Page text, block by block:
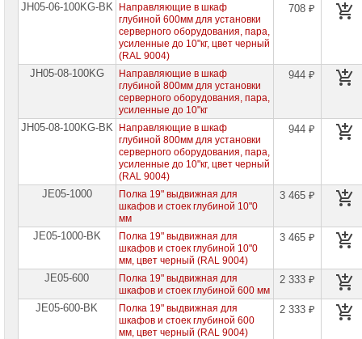
JH05-06-100KG-BK
Направляющие в шкаф
глубиной 600мм для установки
серверного оборудования, пара,
усиленные до 10"кг, цвет черный
(RAL 9004)
708 ₽
JH05-08-100KG
Направляющие в шкаф
глубиной 800мм для установки
серверного оборудования, пара,
усиленные до 10"кг
944 ₽
JH05-08-100KG-BK
Направляющие в шкаф
глубиной 800мм для установки
серверного оборудования, пара,
усиленные до 10"кг, цвет черный
(RAL 9004)
944 ₽
JE05-1000
Полка 19" выдвижная для
шкафов и стоек глубиной 10"0
мм
3 465 ₽
JE05-1000-BK
Полка 19" выдвижная для
шкафов и стоек глубиной 10"0
мм, цвет черный (RAL 9004)
3 465 ₽
JE05-600
Полка 19" выдвижная для
шкафов и стоек глубиной 600 мм
2 333 ₽
JE05-600-BK
Полка 19" выдвижная для
шкафов и стоек глубиной 600
мм, цвет черный (RAL 9004)
2 333 ₽